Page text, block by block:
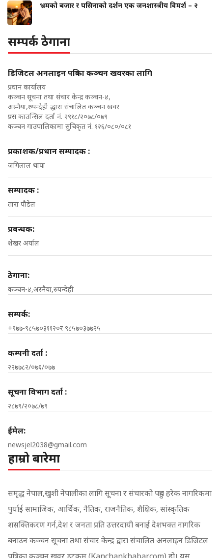
भ्रमको बजार र पसिनाको दर्शन एक जनशास्त्रीय विमर्श – २
सम्पर्क ठेगाना
डिजिटल अनलाइन पत्रिका कञ्चन खवरका लागि
प्रधान कार्यालय
कञ्चन सूचना तथा संचार केन्द्र कञ्चन-४,
अस्नैया,रुपन्देही द्धारा संचालित कञ्चन खवर
प्रस काउन्सिल दर्ता नं. २९१८/२०७८/०७९
कञ्चन गाउपालिकामा सुचिकृत नं. १२६/०८०/०८१
प्रकाशक/प्रधान सम्पादक :
जगिलाल थापा
सम्पादक :
तारा पौडेल
प्रबन्धक:
शेखर अर्याल
ठेगाना:
कञ्चन-४,अस्नैया,रुपन्देही
सम्पर्क:
+९७७-९८५७०३११२०र ९८५७०३७७२५
कम्पनी दर्ता :
२२७७८२/०७६/०७७
सूचना विभाग दर्ता :
२८७९/२०७८/७९
ईमेल:
newsjel2038@gmail.com
हाम्रो बारेमा
समृद्ध नेपाल,खुशी नेपालीका लागि सूचना र संचारको पहुच हरेक नागरिकमा
पुर्याई सामाजिक, आर्थिक, नैतिक, राजनैतिक, शैक्षिक, सांस्कृतिक
शसक्तिकरण गर्न,देश र जनता प्रति उत्तरदायी बनाई देशभक्त नागरिक
बनाउन कञ्चन सूचना तथा संचार केन्द्र द्वारा संचालित अनलाइन डिजिटल